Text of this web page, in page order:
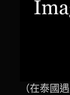
（在泰國